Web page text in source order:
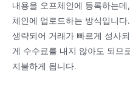
내용을 오프체인에 등록하는
체인에 업로드하는 방식입니
생략되어 거래가 빠르게 성사
게 수수료를 내지 않아도 되므
지불하게 됩니다.